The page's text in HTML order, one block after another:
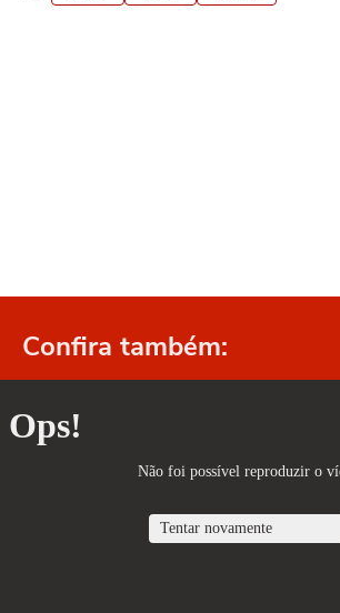
Confira também: